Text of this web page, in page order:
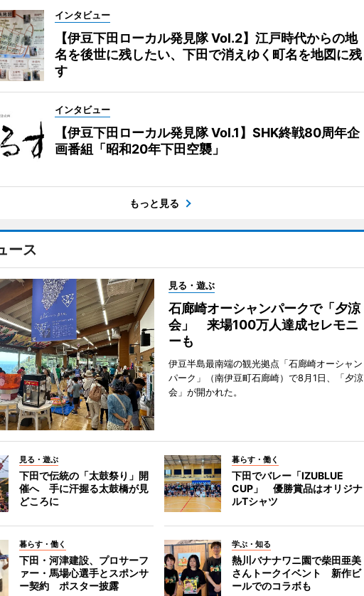
インタビュー
【伊豆下田ローカル発見隊 Vol.2】江戸時代からの地
名を後世に残したい、下田で消えゆく町名を地図に残
す
インタビュー
【伊豆下田ローカル発見隊 Vol.1】SHK終戦80周年企
画番組「昭和20年下田空襲」
もっと見る
ース
見る・遊ぶ
石廊崎オーシャンパークで「夕涼
会」 来場100万人達成セレモニ
ーも
伊豆半島最南端の観光拠点「石廊崎オーシャン
パーク」（南伊豆町石廊崎）で8月1日、「夕涼
会」が開かれた。
見る・遊ぶ
下田で伝統の「太鼓祭り」開
催へ 手に汗握る太鼓橋が見
どころに
暮らす・働く
下田でバレー「IZUBLUE
CUP」 優勝賞品はオリジナ
ルTシャツ
暮らす・働く
下田・河津建設、プロサーフ
ァー・馬場心選手とスポンサ
ー契約 ポスター披露
学ぶ・知る
熱川バナナワニ園で柴田亜美
さんトークイベント 新作ビ
ールでのコラボも